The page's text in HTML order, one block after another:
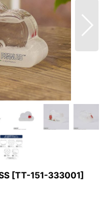
[TT-151-333001]